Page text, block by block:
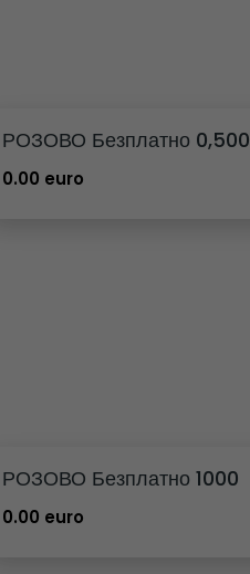
РОЗОВО Безплатно 0,500
0.00 euro
РОЗОВО Безплатно 1000
0.00 euro